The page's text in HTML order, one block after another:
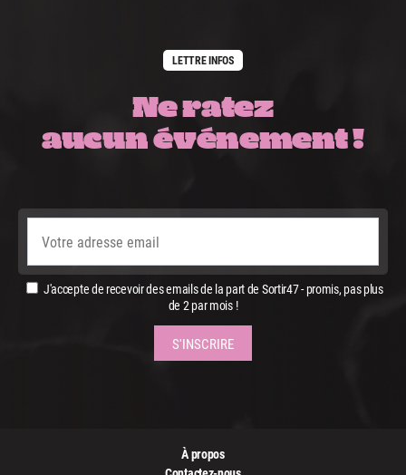
LETTRE INFOS
Ne ratez
aucun événement !
J'accepte de recevoir des emails de la part de Sortir47 - promis, pas plus
de 2 par mois !
À propos